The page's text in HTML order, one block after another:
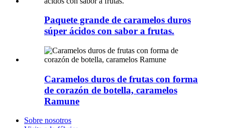
Paquete grande de caramelos duros
súper ácidos con sabor a frutas.
Caramelos duros de frutas con forma
de corazón de botella, caramelos
Ramune
Sobre nosotros